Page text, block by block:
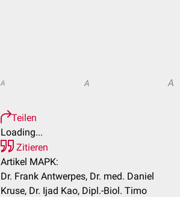
A A A
Teilen
Loading...
Zitieren
Artikel MAPK:
Dr. Frank Antwerpes, Dr. med. Daniel
Kruse, Dr. Ijad Kao, Dipl.-Biol. Timo